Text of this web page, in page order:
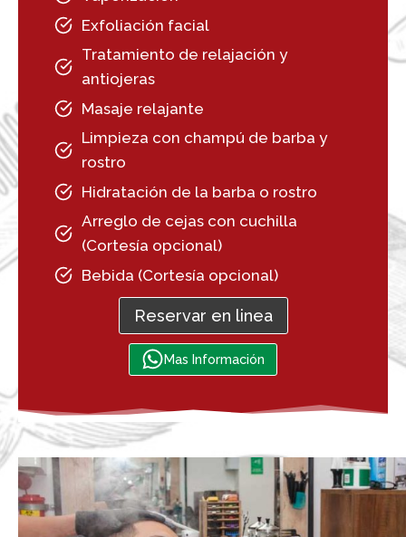
Exfoliación facial
Tratamiento de relajación y
antiojeras
Masaje relajante
Limpieza con champú de barba y
rostro
Hidratación de la barba o rostro
Arreglo de cejas con cuchilla
(Cortesía opcional)
Bebida (Cortesía opcional)
Reservar en linea
Mas Información